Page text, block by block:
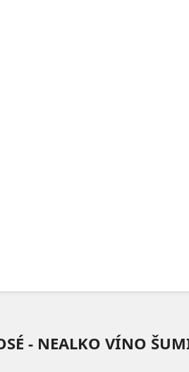
- NEALKO VÍNO